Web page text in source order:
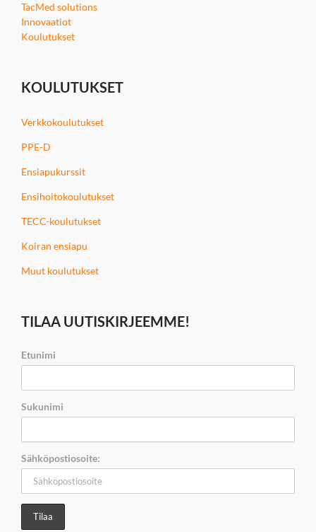
TacMed solutions
Innovaatiot
Koulutukset
KOULUTUKSET
Verkkokoulutukset
PPE-D
Ensiapukurssit
Ensihoitokoulutukset
TECC-koulutukset
Koiran ensiapu
Muut koulutukset
TILAA UUTISKIRJEEMME!
Etunimi
Sukunimi
Sähköpostiosoite: